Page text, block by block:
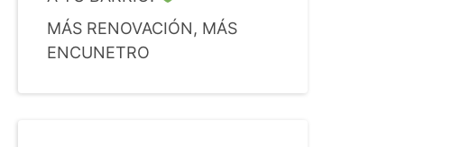
MÁS RENOVACIÓN, MÁS
ENCUNETRO